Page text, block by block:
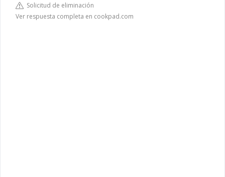
Solicitud de eliminación
Ver respuesta completa en cookpad.com